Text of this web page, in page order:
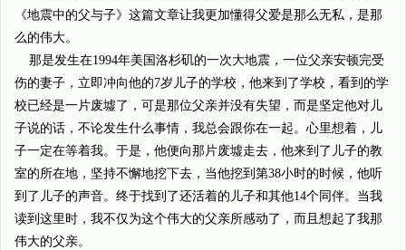
《地震中的父与子》这篇文章让我更加懂得父爱是那么无私，是那
么的伟大。
那是发生在1994年美国洛杉矶的一次大地震，一位父亲安顿完受
伤的妻子，立即冲向他的7岁儿子的学校，他来到了学校，看到的学
校已经是一片废墟了，可是那位父亲并没有失望，而是坚定他对儿
子说的话，不论发生什么事情，我总会跟你在一起。心里想着，儿
子一定在等着我。于是，他便向那片废墟走去，他来到了儿子的教
室的所在地，坚持不懈地挖下去，当他挖到第38小时的时候，他听
到了儿子的声音。终于找到了还活着的儿子和其他14个同伴。当我
读到这里时，我不仅为这个伟大的父亲所感动了，而且想起了我那
伟大的父亲。